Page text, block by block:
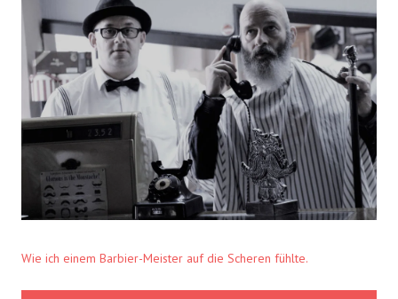
Wie ich einem Barbier-Meister auf die Scheren fühlte.